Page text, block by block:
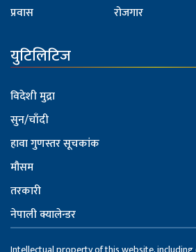
प्रवास
रोजगार
युटिलिटिज
विदेशी मुद्रा
सुन/चाँदी
हावा गुणस्तर सूचकांक
मौसम
तरकारी
नेपाली क्यालेन्डर